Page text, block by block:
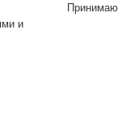
и
Принимаю